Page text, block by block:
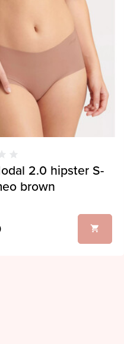
2.0 hipster S-
brown